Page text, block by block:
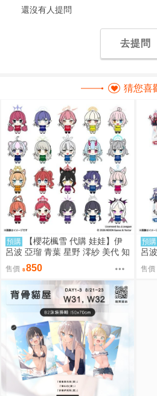
還沒有人提問
去提問
猜您喜
預購
【櫻花楓雪 代購 娃娃】伊
呂波 亞瑠 青葉 星野 澪紗 美代 知
世 白子 瑪麗 若藻 優香 寧瑠 妃姬
陽奈 蔚藍檔案
售價 850
預購
呂
世
陽
售價